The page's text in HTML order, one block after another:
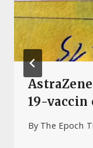
19-vaccin
By The Epoch